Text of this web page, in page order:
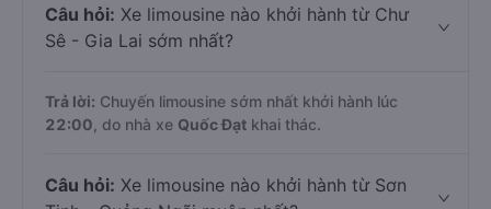
Câu hỏi: Xe limousine nào khởi hành từ Chư
Sê - Gia Lai sớm nhất?
Trả lời: Chuyến limousine sớm nhất khởi hành lúc
22:00 , do nhà xe Quốc Đạt khai thác.
Câu hỏi: Xe limousine nào khởi hành từ Sơn